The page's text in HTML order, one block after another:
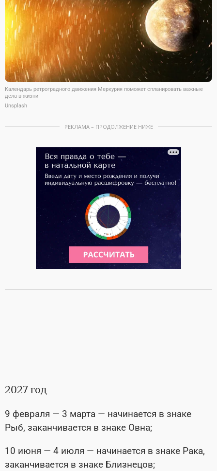
Календарь ретроградного движения Меркурия поможет спланировать важные
дела в жизни
Unsplash
РЕКЛАМА – ПРОДОЛЖЕНИЕ НИЖЕ
2027 год
9 февраля — 3 марта — начинается в знаке
Рыб, заканчивается в знаке Овна;
10 июня — 4 июля — начинается в знаке Рака,
заканчивается в знаке Близнецов;